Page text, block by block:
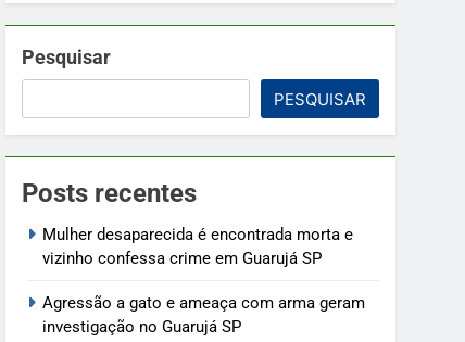
Pesquisar
PESQUISAR
Posts recentes
Mulher desaparecida é encontrada morta e
vizinho confessa crime em Guarujá SP
Agressão a gato e ameaça com arma geram
investigação no Guarujá SP